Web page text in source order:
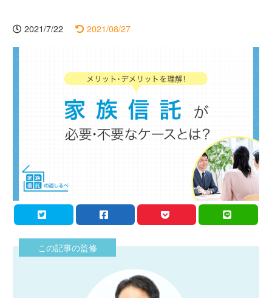
2021/7/22 2021/08/27
この記事の監修